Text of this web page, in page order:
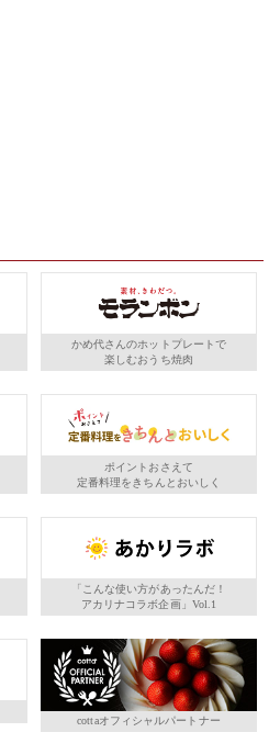
かめ代さんのホットプレートで
楽しむおうち焼肉
ポイントおさえて
定番料理をきちんとおいしく
「こんな使い方があったんだ！
アカリナコラボ企画」Vol.1
cottaオフィシャルパートナー